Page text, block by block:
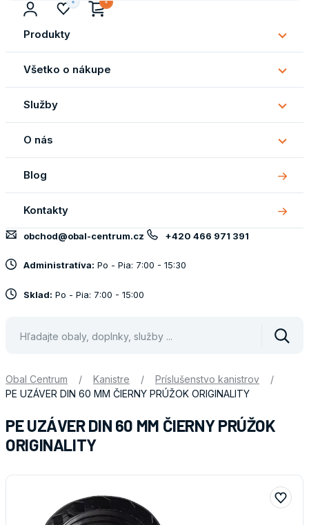
Produkty
Všetko o nákupe
o
Služby
O nás
O
nás
Blog
Kontakty
obchod@obal-centrum.cz +420 466 971 391
Administratíva: Po - Pia: 7:00 - 15:30
Sklad: Po - Pia: 7:00 - 15:00
Obal Centrum / Kanistre / Príslušenstvo kanistrov
/
PE UZÁVER DIN 60 MM ČIERNY PRÚŽOK ORIGINALITY
PE UZÁVER DIN 60 MM ČIERNY PRÚŽOK
ORIGINALITY